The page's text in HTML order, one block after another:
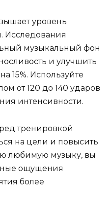
уровень
Исследования
музыкальный фон
и улучшить
15%. Используйте
от 120 до 140 ударов
интенсивности.
тренировкой
на цели и повысить
любимую музыку, вы
ощущения
более